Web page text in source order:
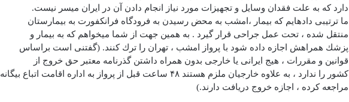
دارد كه به علت فقدان وسایل و تجهیزات مورد نیاز انجام دادن آن در ایران میسر نیست.
ما ترتیبی داده‏ایم كه بیمار ،‌امشب به محض رسیدن به فرودگاه فرانكفورت به بیمارستان
منتقل شده ، تحت عمل جراحی قرار گیرد . به همین جهت از شما می‏خواهم كه به بیمار و
پزشك همراهش اجازه داده شود با پرواز امشب ، تهران را ترك كنند. (گفتنی است براساس
قوانین و مقررات ، هیج ایرانی یا خارجی بدون همراه داشتن گذرنامه معتبر حق خروج از
كشور را ندارد ، به علاوه خارجیان ملزم هستند ۴۸ ساعت قبل از پرواز به اداره اقامت اتباع بیگانه
مراجعه كرده ، اجازه خروج دریافت دارند.)